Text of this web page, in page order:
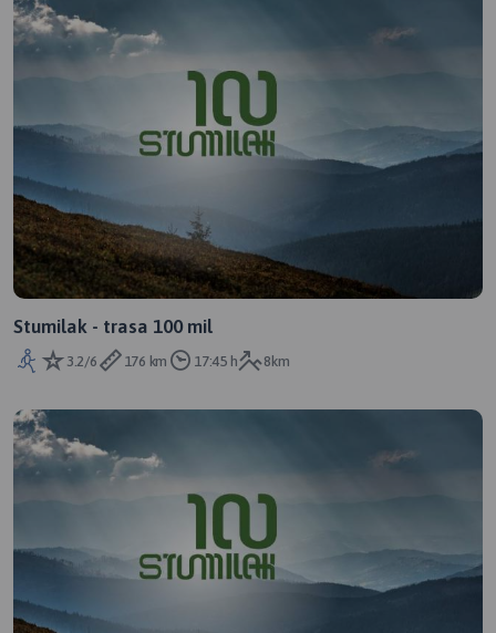
Stumilak - trasa 100 mil
3.2/6 176 km 17:45 h 8km